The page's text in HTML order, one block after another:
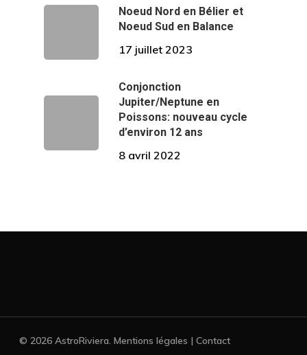
Noeud Nord en Bélier et
Noeud Sud en Balance
17 juillet 2023
Conjonction
Jupiter/Neptune en
Poissons: nouveau cycle
d’environ 12 ans
8 avril 2022
© 2026 AstroRiviera. Mentions légales | Contact